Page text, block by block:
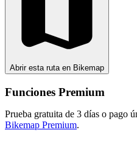
Abrir esta ruta en Bikemap
Funciones Premium
Prueba gratuita de 3 días o pago
Bikemap Premium.